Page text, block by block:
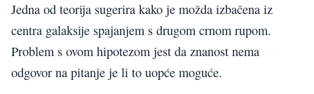
Jedna od teorija sugerira kako je možda izbačena iz
centra galaksije spajanjem s drugom crnom rupom.
Problem s ovom hipotezom jest da znanost nema
odgovor na pitanje je li to uopće moguće.